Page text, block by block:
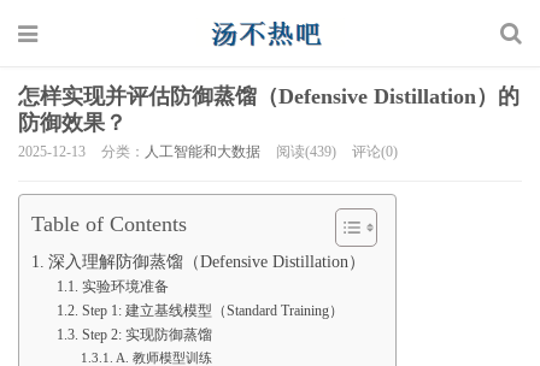
怎样实现并评估防御蒸馏（Defensive Distillation）的
防御效果？
2025-12-13 分类： 人工智能和大数据 阅读(439) 评论(0)
Table of Contents
深入理解防御蒸馏（Defensive Distillation）
实验环境准备
Step 1: 建立基线模型（Standard Training）
Step 2: 实现防御蒸馏
A. 教师模型训练